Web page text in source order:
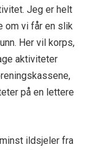
Jeg er helt
om vi får en slik
Her vil korps,
aktiviteter
på en lettere
ildsjeler fra